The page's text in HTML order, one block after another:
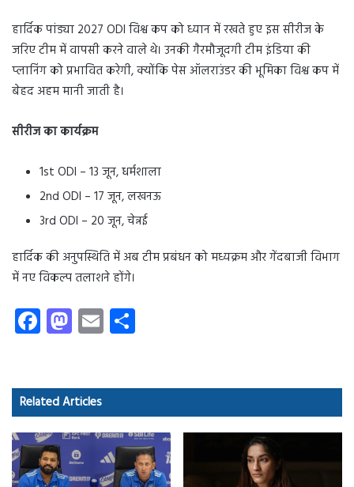
हार्दिक पांड्या 2027 ODI विश्व कप को ध्यान में रखते हुए इस सीरीज के
जरिए टीम में वापसी करने वाले थे। उनकी गैरमौजूदगी टीम इंडिया की
प्लानिंग को प्रभावित करेगी, क्योंकि पेस ऑलराउंडर की भूमिका विश्व कप में
बेहद अहम मानी जाती है।
सीरीज का कार्यक्रम
1st ODI – 13 जून, धर्मशाला
2nd ODI – 17 जून, लखनऊ
3rd ODI – 20 जून, चेन्नई
हार्दिक की अनुपस्थिति में अब टीम प्रबंधन को मध्यक्रम और गेंदबाजी विभाग
में नए विकल्प तलाशने होंगे।
Fa
ce
o
ok
M
as
d
o
n
E
m
Related Articles